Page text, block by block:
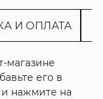
И ОПЛАТА
магазине
его в
нажмите на